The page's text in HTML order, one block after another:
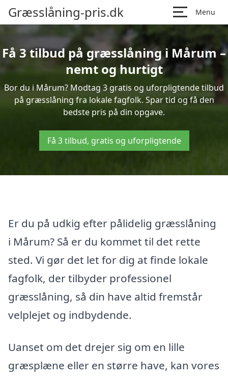
Græsslåning-pris.dk Menu
Få 3 tilbud på græsslåning i Mårum –
nemt og hurtigt
Bor du i Mårum? Modtag 3 gratis og uforpligtende tilbud
på græsslåning fra lokale fagfolk. Spar tid og få den
bedste pris på din opgave.
Få 3 tilbud, gratis og uforpligtende
Er du på udkig efter pålidelig græsslåning
i Mårum? Så er du kommet til det rette
sted. Vi gør det let for dig at finde lokale
fagfolk, der tilbyder professionel
græsslåning, så din have altid fremstår
velplejet og indbydende.
Uanset om det drejer sig om en lille
græsplæne eller en større have, kan vores